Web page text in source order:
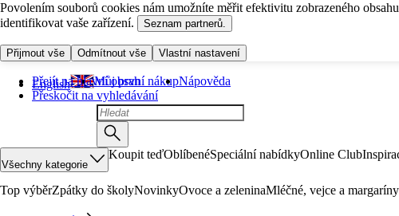
Povolením souborů cookies nám umožníte měřit efektivitu zobrazeného
identifikovat vaše zařízení.
Seznam partnerů.
Přijmout vše Odmítnout vše Vlastní nastavení
Přejít na hlavní obsah
Přeskočit na vyhledávání
English Můj první nákupNápověda
Všechny kategorie
Koupit teďOblíbenéSpeciální nabídkyOnline Club
Top výběrZpátky do školyNovinkyOvoce a zeleninaMléčné, vejce a margaríny